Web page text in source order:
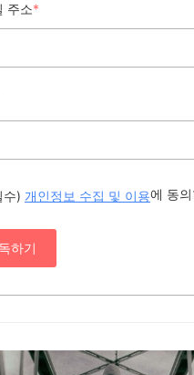
주소*
수) 개인정보 수집 및 이용에 동
하기